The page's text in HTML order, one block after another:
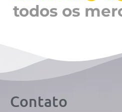
todos os
Contato